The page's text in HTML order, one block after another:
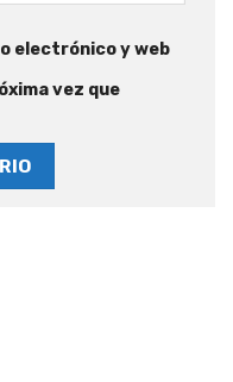
electrónico y web
vez que